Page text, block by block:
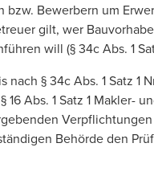
Bewerbern um
gilt, wer
will (§ 34c Abs. 1
§ 34c Abs. 1 Satz 1
Abs. 1 Satz 1 Makler-
Behörde den